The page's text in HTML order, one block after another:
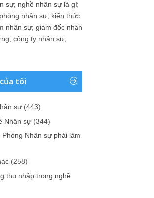
sự; nghề nhân sự là gì;
nhân sự; kiến thức
nhân sự; giám đốc nhân
; công ty nhân sự;
tôi
sự (443)
Nhân sự (344)
Phòng Nhân sự phải làm
(258)
thu nhập trong nghề